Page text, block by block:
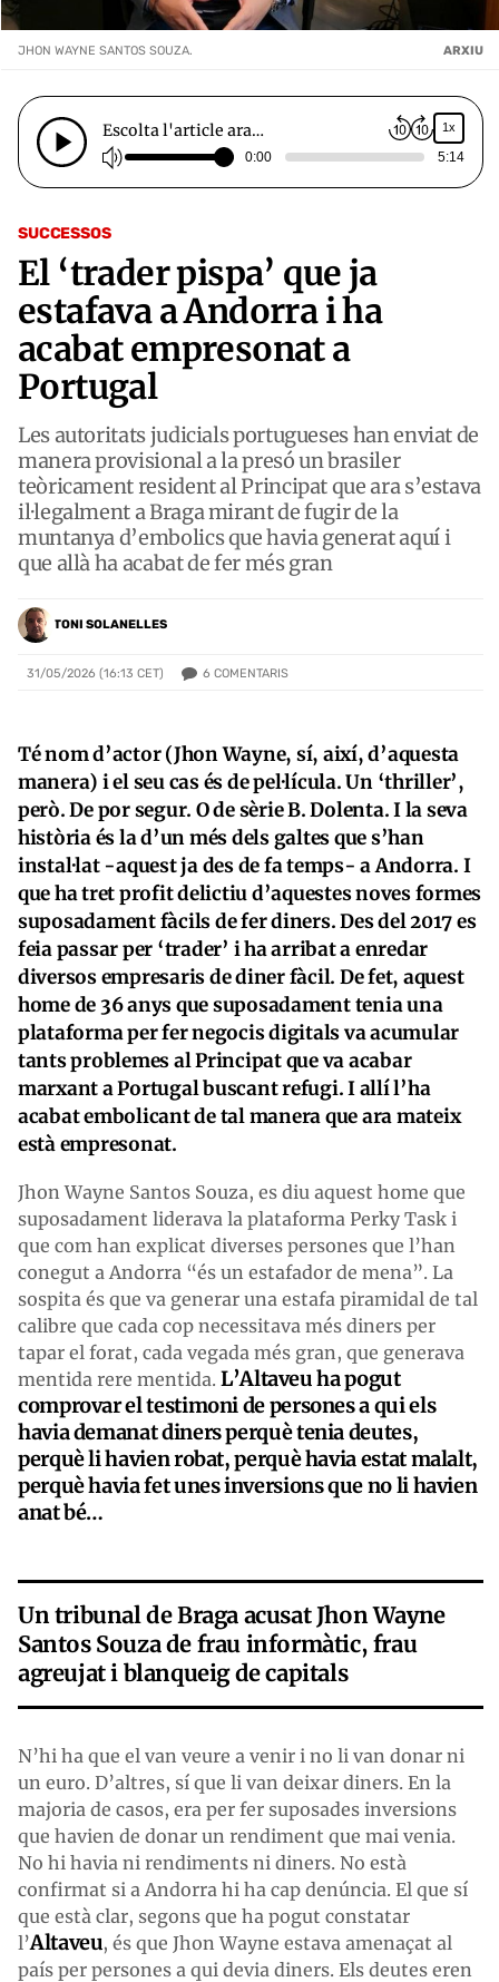
SUCCESSOS
El ‘trader pispa’ que ja
estafava a Andorra i ha
acabat empresonat a
Portugal
Les autoritats judicials portugueses han enviat de
manera provisional a la presó un brasiler
teòricament resident al Principat que ara s’estava
il·legalment a Braga mirant de fugir de la
muntanya d’embolics que havia generat aquí i
que allà ha acabat de fer més gran
TONI SOLANELLES
31/05/2026 (16:13 CET) 6 COMENTARIS
JHON WAYNE SANTOS SOUZA. ARXIU
Escolta l'article ara… 1x
0:00 5:14
Té nom d’actor (Jhon Wayne, sí, així, d’aquesta
manera) i el seu cas és de pel·lícula. Un ‘thriller’,
però. De por segur. O de sèrie B. Dolenta. I la seva
història és la d’un més dels galtes que s’han
instal·lat -aquest ja des de fa temps- a Andorra. I
que ha tret profit delictiu d’aquestes noves formes
suposadament fàcils de fer diners. Des del 2017 es
feia passar per ‘trader’ i ha arribat a enredar
diversos empresaris de diner fàcil. De fet, aquest
home de 36 anys que suposadament tenia una
plataforma per fer negocis digitals va acumular
tants problemes al Principat que va acabar
marxant a Portugal buscant refugi. I allí l’ha
acabat embolicant de tal manera que ara mateix
està empresonat.
Jhon Wayne Santos Souza, es diu aquest home que
suposadament liderava la plataforma Perky Task i
que com han explicat diverses persones que l’han
conegut a Andorra “és un estafador de mena”. La
sospita és que va generar una estafa piramidal de tal
calibre que cada cop necessitava més diners per
tapar el forat, cada vegada més gran, que generava
mentida rere mentida. L’Altaveu ha pogut
comprovar el testimoni de persones a qui els
havia demanat diners perquè tenia deutes,
perquè li havien robat, perquè havia estat malalt,
perquè havia fet unes inversions que no li havien
anat bé…
Un tribunal de Braga acusat Jhon Wayne
Santos Souza de frau informàtic, frau
agreujat i blanqueig de capitals
N’hi ha que el van veure a venir i no li van donar ni
un euro. D’altres, sí que li van deixar diners. En la
majoria de casos, era per fer suposades inversions
que havien de donar un rendiment que mai venia.
No hi havia ni rendiments ni diners. No està
confirmat si a Andorra hi ha cap denúncia. El que sí
que està clar, segons que ha pogut constatar
l’Altaveu, és que Jhon Wayne estava amenaçat al
país per persones a qui devia diners. Els deutes eren